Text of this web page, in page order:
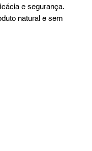
e segurança.
natural e sem